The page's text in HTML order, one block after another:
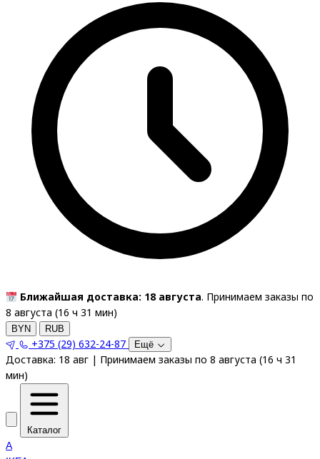
Ближайшая доставка: 18 августа. Принимаем заказы по
8 августа (16 ч 31 мин)
BYN RUB
+375 (29) 632-24-87 Ещё
Доставка: 18 авг | Принимаем заказы по 8 августа (16 ч 31
мин)
Каталог
A